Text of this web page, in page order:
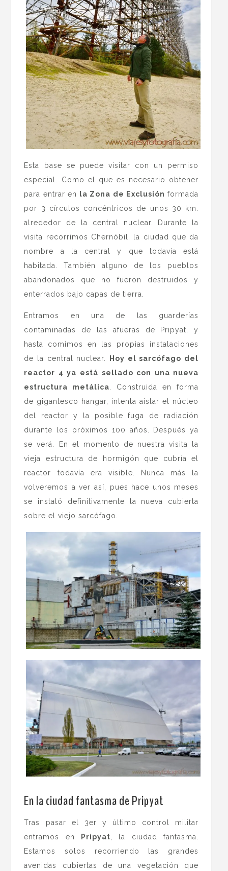
Esta base se puede visitar con un permiso
especial. Como el que es necesario obtener
para entrar en la Zona de Exclusión formada
por 3 círculos concéntricos de unos 30 km.
alrededor de la central nuclear. Durante la
visita recorrimos Chernóbil, la ciudad que da
nombre a la central y que todavía está
habitada. También alguno de los pueblos
abandonados que no fueron destruidos y
enterrados bajo capas de tierra.
Entramos en una de las guarderías
contaminadas de las afueras de Pripyat, y
hasta comimos en las propias instalaciones
de la central nuclear.
Hoy el sarcófago del
reactor 4 ya está sellado con una nueva
estructura metálica. Construida en forma
de gigantesco hangar, intenta aislar el núcleo
del reactor y la posible fuga de radiación
durante los próximos 100 años. Después ya
se verá. En el momento de nuestra visita la
vieja estructura de hormigón que cubría el
reactor todavía era visible. Nunca más la
volveremos a ver así, pues hace unos meses
se instaló definitivamente la nueva cubierta
sobre el viejo sarcófago.
En la ciudad fantasma de Pripyat
Tras pasar el 3er y último control militar
entramos en
Pripyat , la ciudad fantasma.
Estamos solos recorriendo las grandes
avenidas cubiertas de una vegetación que